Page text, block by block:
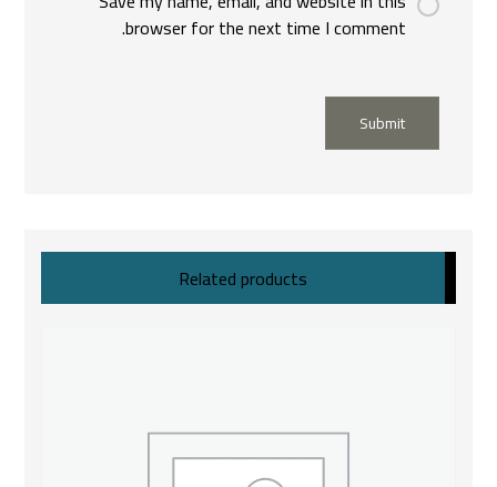
browser for the next time I comment.
Submit
Related products